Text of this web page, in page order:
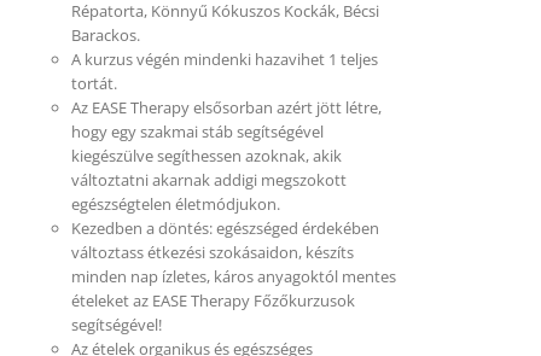
Répatorta, Könnyű Kókuszos Kockák, Bécsi
Barackos.
A kurzus végén mindenki hazavihet 1 teljes
tortát.
Az EASE Therapy elsősorban azért jött létre,
hogy egy szakmai stáb segítségével
kiegészülve segíthessen azoknak, akik
változtatni akarnak addigi megszokott
egészségtelen életmódjukon.
Kezedben a döntés: egészséged érdekében
változtass étkezési szokásaidon, készíts
minden nap ízletes, káros anyagoktól mentes
ételeket az EASE Therapy Főzőkurzusok
segítségével!
Az ételek organikus és egészséges